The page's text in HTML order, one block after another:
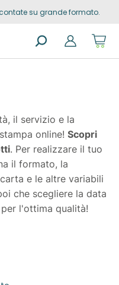
su grande formato.
il servizio e la
online! Scopri
. Per realizzare il tuo
il formato, la
e le altre variabili
che scegliere la data
l'ottima qualità!